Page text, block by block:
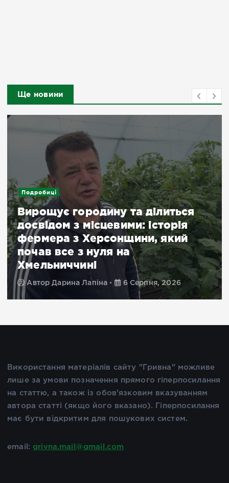
Ще новини
Подробиці
Вирощує городину та ділиться
досвідом з місцевими: історія
фермера з Херсонщини, який
почав все з нуля на
Хмельниччині
АвторДарина Лапіна 6 Серпня, 2026
Використання матеріалів сайту "Гривна" можливе
лише за умови позначення прямого гіперпосилання
на статтю, а також із обов'язковим вказуванням
автора статті (якщо його вказано). Гіперпосилання
має бути відкритим для пошукових систем.
email: grivna.mail@gmail.com